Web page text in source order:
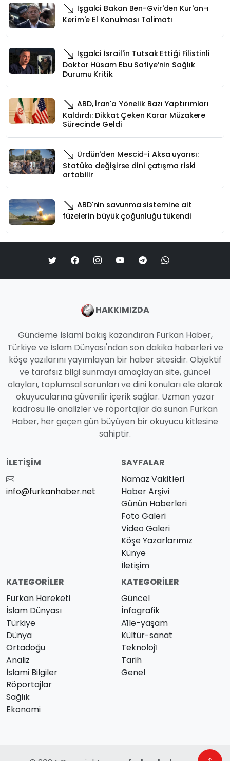
İşgalci Bakan Ben-Gvir'den Kur'an-ı
Kerim'e El Konulması Talimatı
İşgalci İsrail'in Tutsak Ettiği Filistinli
Doktor Hüsam Ebu Safiye’nin Sağlık
Durumu Kritik
ABD, İran'a Yönelik Bazı Yaptırımları
Kaldırdı: Dikkat Çeken Karar Müzakere
Sürecinde Geldi
Ürdün'den Mescid-i Aksa uyarısı:
Statüko değişirse dini çatışma riski
artabilir
ABD'nin savunma sistemine ait
füzelerin büyük çoğunluğu tükendi
HAKKIMIZDA
Gündeme İslami bakış kazandıran Furkan Haber,
Türkiye ve İslam Dünyası'ndan son dakika haberleri ve
köşe yazılarını yayımlayan bir haber sitesidir. Objektif
ve tarafsız bilgi sunmayı amaçlayan site, güncel
olayları, toplumsal sorunları ve dini konuları ele alarak
okuyucularına güvenilir içerik sağlar. Uzman yazar
kadrosu ile analizler ve röportajlar da sunan Furkan
Haber, her geçen gün büyüyen bir okuyucu kitlesine
sahiptir.
İLETIŞIM
info@furkanhaber.net
SAYFALAR
Namaz Vakitleri
Haber Arşivi
Günün Haberleri
Foto Galeri
Video Galeri
Köşe Yazarlarımız
Künye
İletişim
KATEGORILER
Furkan Hareketi
İslam Dünyası
Türkiye
Dünya
Ortadoğu
Analiz
İslami Bilgiler
Röportajlar
Sağlık
Ekonomi
KATEGORILER
Güncel
İnfografik
Ai̇le-yaşam
Kültür-sanat
Teknoloji̇
Tarih
Genel